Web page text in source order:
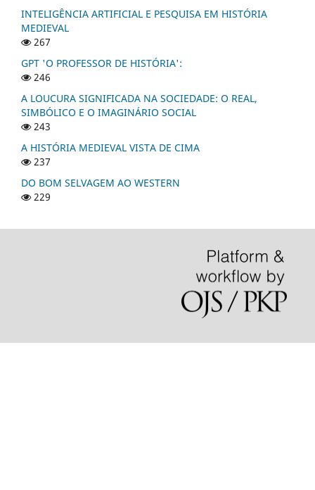
INTELIGÊNCIA ARTIFICIAL E PESQUISA EM HISTÓRIA
MEDIEVAL
267
GPT 'O PROFESSOR DE HISTÓRIA':
246
A LOUCURA SIGNIFICADA NA SOCIEDADE: O REAL,
SIMBÓLICO E O IMAGINÁRIO SOCIAL
243
A HISTÓRIA MEDIEVAL VISTA DE CIMA
237
DO BOM SELVAGEM AO WESTERN
229